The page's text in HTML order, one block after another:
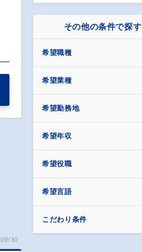
30
その他の条件で探す
希望職種
希望業種
希望勤務地
希望年収
希望役職
希望言語
こだわり条件